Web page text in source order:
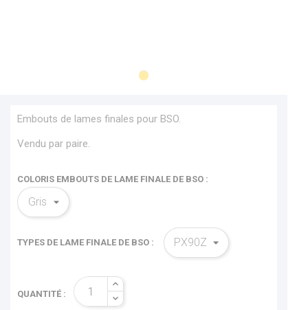
Embouts de lames finales pour BSO.
Vendu par paire.
COLORIS EMBOUTS DE LAME FINALE DE BSO :
TYPES DE LAME FINALE DE BSO :
QUANTITÉ :